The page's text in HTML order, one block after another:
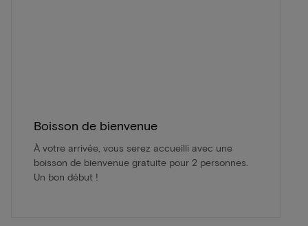
Boisson de bienvenue
À votre arrivée, vous serez accueilli avec une
boisson de bienvenue gratuite pour 2 personnes.
Un bon début !